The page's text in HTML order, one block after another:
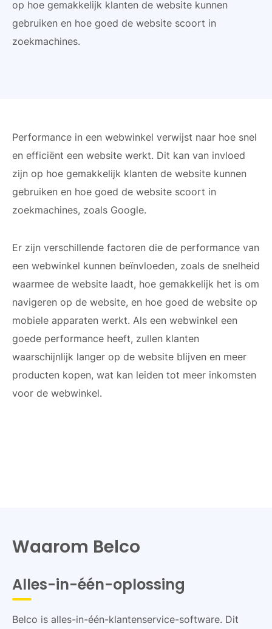
op hoe gemakkelijk klanten de website kunnen
gebruiken en hoe goed de website scoort in
zoekmachines.
Performance in een webwinkel verwijst naar hoe snel
en efficiënt een website werkt. Dit kan van invloed
zijn op hoe gemakkelijk klanten de website kunnen
gebruiken en hoe goed de website scoort in
zoekmachines, zoals Google.
Er zijn verschillende factoren die de performance van
een webwinkel kunnen beïnvloeden, zoals de snelheid
waarmee de website laadt, hoe gemakkelijk het is om
navigeren op de website, en hoe goed de website op
mobiele apparaten werkt. Als een webwinkel een
goede performance heeft, zullen klanten
waarschijnlijk langer op de website blijven en meer
producten kopen, wat kan leiden tot meer inkomsten
voor de webwinkel.
Waarom Belco
Alles-in-één-oplossing
Belco is alles-in-één-klantenservice-software. Dit